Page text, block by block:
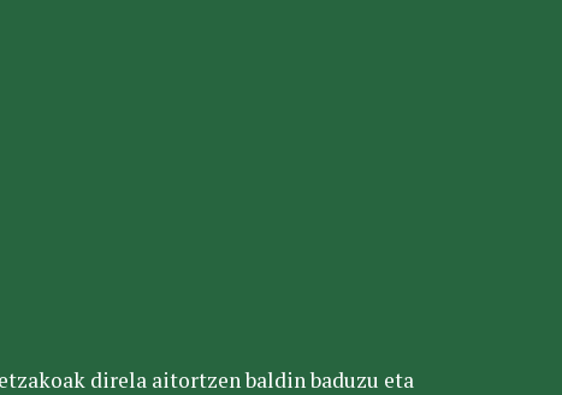
direla aitortzen baldin baduzu eta